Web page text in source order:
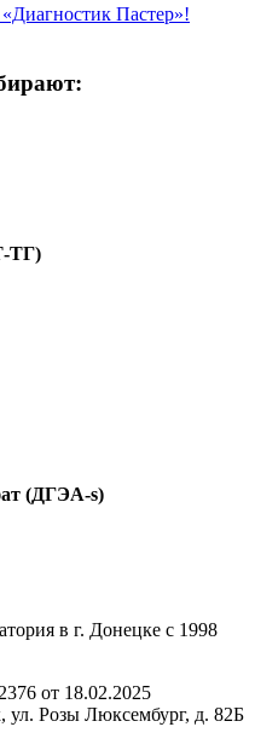
Пастер»!
ТГ)
(ДГЭА-s)
в г. Донецке с 1998
от 18.02.2025
Розы Люксембург, д. 82Б